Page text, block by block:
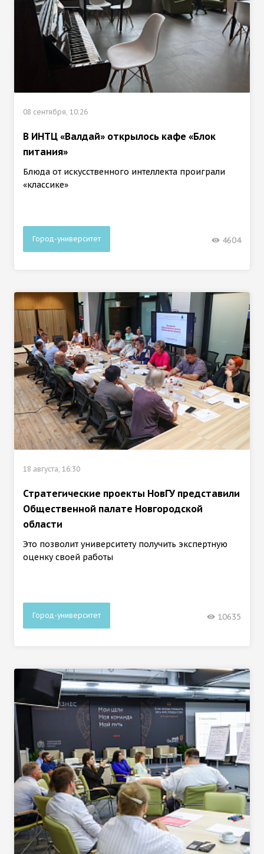
08 сентября, 10:26
В ИНТЦ «Валдай» открылось кафе «Блок
питания»
Блюда от искусственного интеллекта проиграли
«классике»
Город-университет 4604
18 августа, 16:30
Стратегические проекты НовГУ представили
Общественной палате Новгородской
области
Это позволит университету получить экспертную
оценку своей работы
Город-университет 10635